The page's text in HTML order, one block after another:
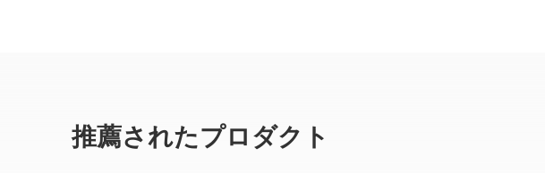
推薦されたプロダクト